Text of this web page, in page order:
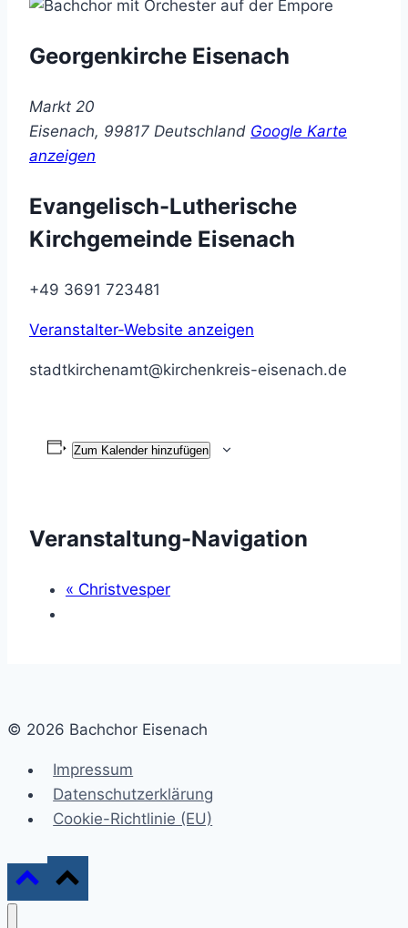
Georgenkirche Eisenach
Markt 20
Eisenach, 99817 Deutschland Google Karte
anzeigen
Evangelisch-Lutherische
Kirchgemeinde Eisenach
+49 3691 723481
Veranstalter-Website anzeigen
stadtkirchenamt@kirchenkreis-eisenach.de
Zum Kalender hinzufügen
Veranstaltung-Navigation
« Christvesper
© 2026 Bachchor Eisenach
Impressum
Datenschutzerklärung
Cookie-Richtlinie (EU)